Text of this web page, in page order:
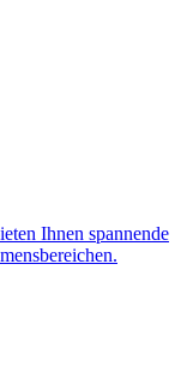
Ihnen spannende